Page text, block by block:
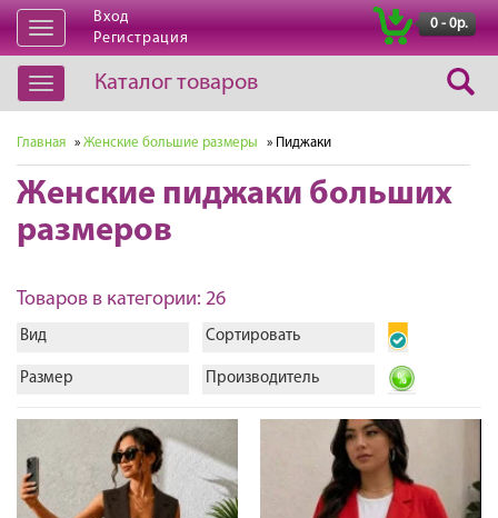
Открыть
навигацию
Вход
Регистрация
0 - 0р.
Открыть
навигацию
Каталог товаров
Главная » Женские большие размеры » Пиджаки
Женские пиджаки больших
размеров
Товаров в категории: 26
Вид Сортировать
Размер Производитель